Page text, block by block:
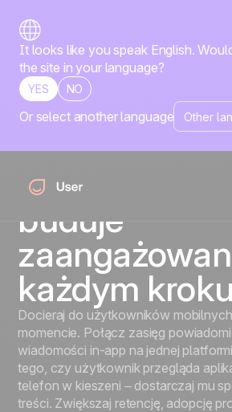
It looks like you speak English.
the site in your language?
YES NO
Or select another language
Marketing aplikacji
Marketing
mobilnych,
buduje
każdym kroku
Docieraj do użytkowników
momencie. Połącz zasięg
wiadomości in-app na jednej
tego, czy użytkownik przegląda
telefon w kieszeni – dostarczaj mu
treści. Zwiększaj retencję, adopcję